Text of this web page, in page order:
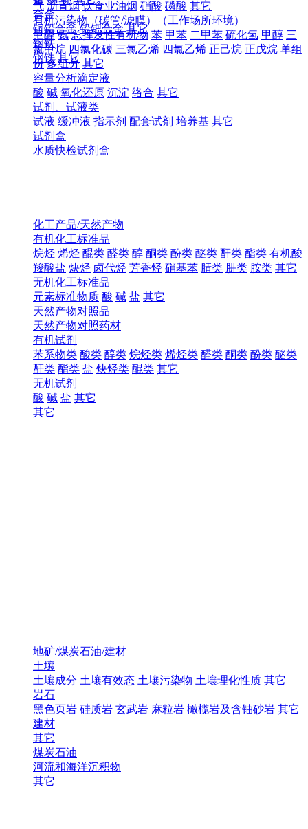
气 沥青烟 饮食业油烟 硝酸 磷酸 其它
有机污染物（碳管/滤膜）（工作场所环境）
甲醛 氨 总挥发性有机物 苯 甲苯 二甲苯 硫化氢 甲醇 三
氯甲烷 四氯化碳 三氯乙烯 四氯乙烯 正己烷 正戊烷 单组
份 多组分 其它
容量分析滴定液
酸 碱 氧化还原 沉淀 络合 其它
试剂、试液类
试液 缓冲液 指示剂 配套试剂 培养基 其它
试剂盒
水质快检试剂盒
合金
铜铅合金 铅钯合金 其它
钢铁
钢铁 其它
化工产品/天然产物
有机化工标准品
烷烃 烯烃 醌类 醛类 醇 酮类 酚类 醚类 酐类 酯类 有机酸
羧酸盐 炔烃 卤代烃 芳香烃 硝基苯 腈类 肼类 胺类 其它
无机化工标准品
元素标准物质 酸 碱 盐 其它
天然产物对照品
天然产物对照药材
有机试剂
苯系物类 酸类 醇类 烷烃类 烯烃类 醛类 酮类 酚类 醚类
酐类 酯类 盐 炔烃类 醌类 其它
无机试剂
酸 碱 盐 其它
其它
地矿/煤炭石油/建材
土壤
土壤成分 土壤有效态 土壤污染物 土壤理化性质 其它
岩石
黑色页岩 硅质岩 玄武岩 麻粒岩 橄榄岩及含铀砂岩 其它
建材
其它
煤炭石油
河流和海洋沉积物
其它